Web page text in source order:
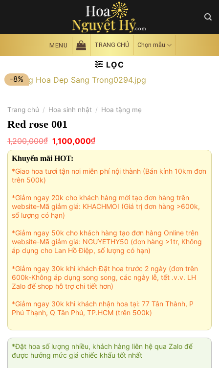
MENU TRANG CHỦ Chọn mẫu
LỌC
-8%
Trang chủ / Hoa sinh nhật / Hoa tặng mẹ
Red rose 001
1,200,000₫ Giá
gốc
là:
1,200,000₫.
1,100,000₫Giá
hiện
1,100,000₫.
Khuyến mãi HOT:
*Giao hoa tươi tận nơi miễn phí nội thành (Bán kính 10km đơn
trên 500k)
*Giảm ngay 20k cho khách hàng mới tạo đơn hàng trên
website-Mã giảm giá: KHACHMOI (Giá trị đơn hàng >600k,
số lượng có hạn)
*Giảm ngay 50k cho khách hàng tạo đơn hàng Online trên
website-Mã giảm giá: NGUYETHY50 (đơn hàng >1tr, Không
áp dụng cho Lan Hồ Điệp, số lượng có hạn)
*Giảm ngay 30k khi khách Đặt hoa trước 2 ngày (đơn trên
600k-Không áp dụng song song, các ngày lễ, tết .v.v. LH
Zalo để shop hỗ trợ chi tiết hơn)
*Giảm ngay 30k khi khách nhận hoa tại: 77 Tân Thành, P
Phú Thạnh, Q Tân Phú, TP.HCM (trên 500k)
*Đặt hoa số lượng nhiều, khách hàng liên hệ qua Zalo để
được hưởng mức giá chiếc khấu tốt nhất